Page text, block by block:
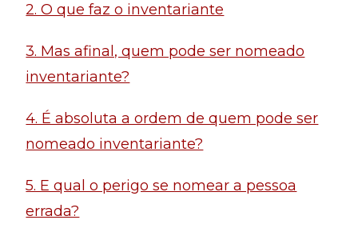
2. O que faz o inventariante
3. Mas afinal, quem pode ser nomeado
inventariante?
4. É absoluta a ordem de quem pode ser
nomeado inventariante?
5. E qual o perigo se nomear a pessoa
errada?